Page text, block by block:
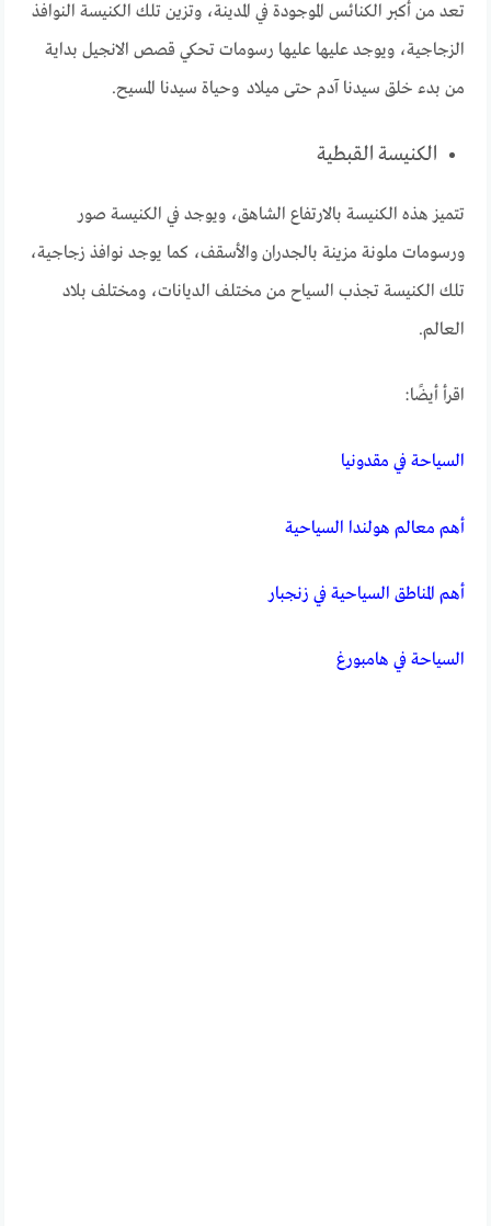
تعد من أكبر الكنائس الموجودة في المدينة، وتزين تلك الكنيسة النوافذ
الزجاجية، ويوجد عليها عليها رسومات تحكي قصص الانجيل بداية
من بدء خلق سيدنا آدم حتى ميلاد وحياة سيدنا المسيح.
الكنيسة القبطية
تتميز هذه الكنيسة بالارتفاع الشاهق، ويوجد في الكنيسة صور
ورسومات ملونة مزينة بالجدران والأسقف، كما يوجد نوافذ زجاجية،
تلك الكنيسة تجذب السياح من مختلف الديانات، ومختلف بلاد
العالم.
اقرأ أيضًا:
السياحة في مقدونيا
أهم معالم هولندا السياحية
أهم المناطق السياحية في زنجبار
السياحة في هامبورغ